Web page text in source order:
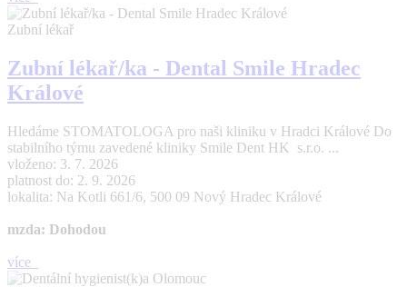
Zubní lékař
Zubní lékař/ka - Dental Smile Hradec
Králové
Hledáme STOMATOLOGA pro naši kliniku v Hradci Králové Do
stabilního týmu zavedené kliniky Smile Dent HK s.r.o. ...
vloženo: 3. 7. 2026
platnost do: 2. 9. 2026
lokalita: Na Kotli 661/6, 500 09 Nový Hradec Králové
mzda: Dohodou
více